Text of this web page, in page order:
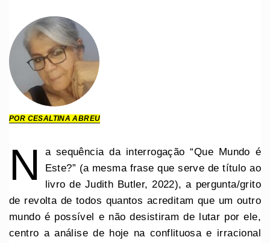
POR CESALTINA ABREU
N
a sequência da interrogação “Que Mundo é
Este?” (a mesma frase que serve de título ao
livro de Judith Butler, 2022), a pergunta/grito
de revolta de todos quantos acreditam que um outro
mundo é possível e não desistiram de lutar por ele,
centro a análise de hoje na conflituosa e irracional